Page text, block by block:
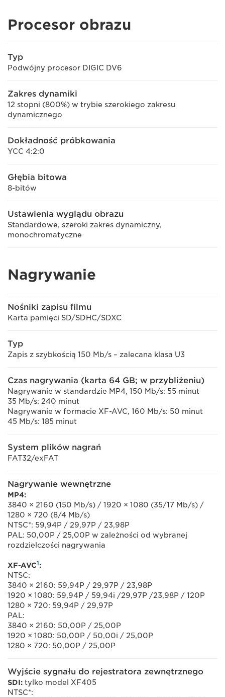
Procesor obrazu
Typ
Podwójny procesor DIGIC DV6
Zakres dynamiki
12 stopni (800%) w trybie szerokiego zakresu
dynamicznego
Dokładność próbkowania
YCC 4:2:0
Głębia bitowa
8-bitów
Ustawienia wyglądu obrazu
Standardowe, szeroki zakres dynamiczny,
monochromatyczne
Nagrywanie
Nośniki zapisu filmu
Karta pamięci SD/SDHC/SDXC
Typ
Zapis z szybkością 150 Mb/s – zalecana klasa U3
Czas nagrywania (karta 64 GB; w przybliżeniu)
Nagrywanie w standardzie MP4, 150 Mb/s: 55 minut
35 Mb/s: 240 minut
Nagrywanie w formacie XF-AVC, 160 Mb/s: 50 minut
45 Mb/s: 185 minut
System plików nagrań
FAT32/exFAT
Nagrywanie wewnętrzne
MP4:
3840 × 2160 (150 Mb/s) / 1920 × 1080 (35/17 Mb/s) /
1280 × 720 (8/4 Mb/s)
NTSC*: 59,94P / 29,97P / 23,98P
PAL: 50,00P / 25,00P w zależności od wybranej
rozdzielczości nagrywania
XF-AVC1:
NTSC:
3840 × 2160: 59,94P / 29,97P / 23,98P
1920 × 1080: 59,94P / 59,94i /29,97P /23,98P / 120P
1280 × 720: 59,94P / 29,97P
PAL:
3840 × 2160: 50,00P / 25,00P
1920 × 1080: 50,00P / 50,00i / 25,00P
1280 × 720: 50,00P / 25,00P
Wyjście sygnału do rejestratora zewnętrznego
SDI: tylko model XF405
NTSC*: